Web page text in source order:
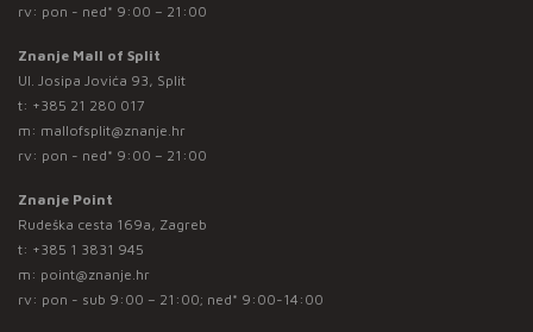
rv: pon - ned* 9:00 – 21:00
Znanje Mall of Split
Ul. Josipa Jovića 93, Split
t: +385 21 280 017
m: mallofsplit@znanje.hr
rv: pon - ned* 9:00 – 21:00
Znanje Point
Rudeška cesta 169a, Zagreb
t: +385 1 3831 945
m: point@znanje.hr
rv: pon - sub 9:00 – 21:00; ned* 9:00-14:00